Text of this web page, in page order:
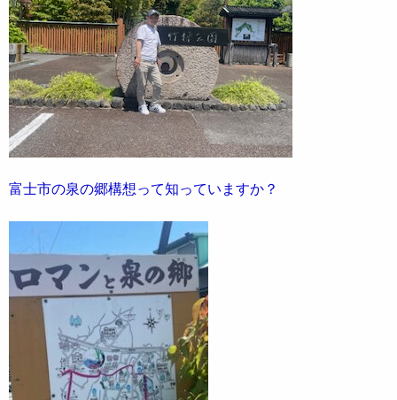
富士市の泉の郷構想って知っていますか？